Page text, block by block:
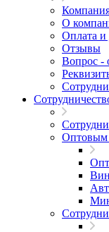
О
Оплата и
Отзывы
Вопрос -
Оптовым